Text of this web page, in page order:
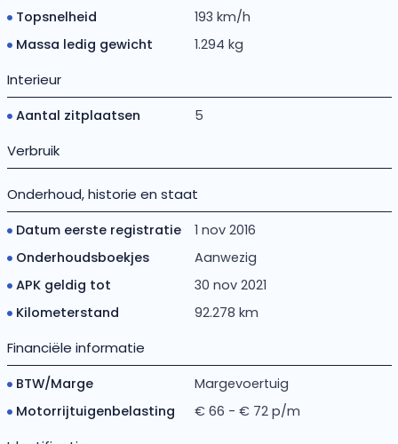
Topsnelheid
193 km/h
Massa ledig gewicht
1.294 kg
Interieur
Aantal zitplaatsen 5
Verbruik
Onderhoud, historie en staat
Datum eerste registratie
1 nov 2016
Onderhoudsboekjes
Aanwezig
APK geldig tot
30 nov 2021
Kilometerstand
92.278 km
Financiële informatie
BTW/Marge
Margevoertuig
Motorrijtuigenbelasting
€ 66 - € 72 p/m